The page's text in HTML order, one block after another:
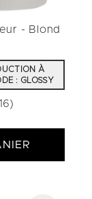
- Blond
À
: GLOSSY